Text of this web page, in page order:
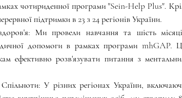
чотириденної програми "Sein-Help Plus".
підтримки в 23 з 24 регіонів України.
Ми провели навчання та шість
допомоги в рамках програми mhGAP.
ефективно розв'язувати питання з
У різних регіонах України,